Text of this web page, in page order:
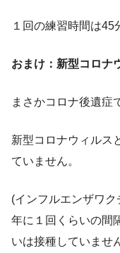
１回の練習時間は45
おまけ：新型コロナ
まさかコロナ後遺症
新型コロナウィルス
ていません。
(インフルエンザワ
年に１回くらいの間
いは接種していませ